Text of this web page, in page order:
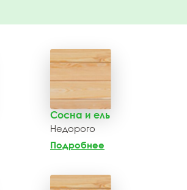
Сосна и ель
Недорого
Подробнее